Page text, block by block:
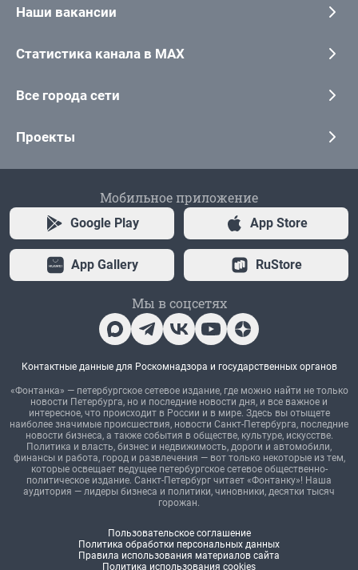
Наши вакансии
Статистика канала в MAX
Все города сети
Проекты
Мобильное приложение
Google Play App Store
App Gallery RuStore
Мы в соцсетях
Контактные данные для Роскомнадзора и государственных органов
«Фонтанка» — петербургское сетевое издание, где можно найти не только
новости Петербурга, но и последние новости дня, и все важное и
интересное, что происходит в России и в мире. Здесь вы отыщете
наиболее значимые происшествия, новости Санкт-Петербурга, последние
новости бизнеса, а также события в обществе, культуре, искусстве.
Политика и власть, бизнес и недвижимость, дороги и автомобили,
финансы и работа, город и развлечения — вот только некоторые из тем,
которые освещает ведущее петербургское сетевое общественно-
политическое издание. Санкт-Петербург читает «Фонтанку»! Наша
аудитория — лидеры бизнеса и политики, чиновники, десятки тысяч
горожан.
Пользовательское соглашение
Политика обработки персональных данных
Правила использования материалов сайта
Политика использования cookies